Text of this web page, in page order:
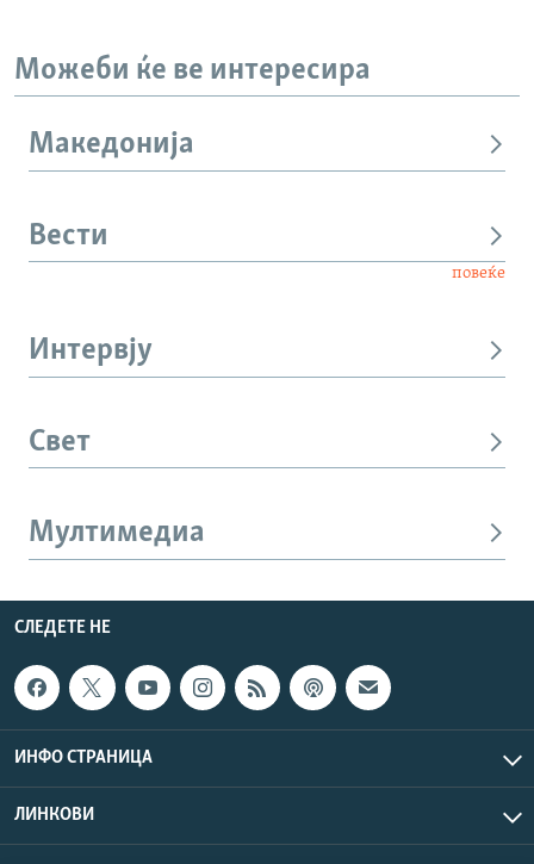
Можеби ќе ве интересира
Македонија
Вести
повеќе
Интервју
Свет
Мултимедиа
СЛЕДЕТЕ НЕ
ИНФО СТРАНИЦА
ЛИНКОВИ